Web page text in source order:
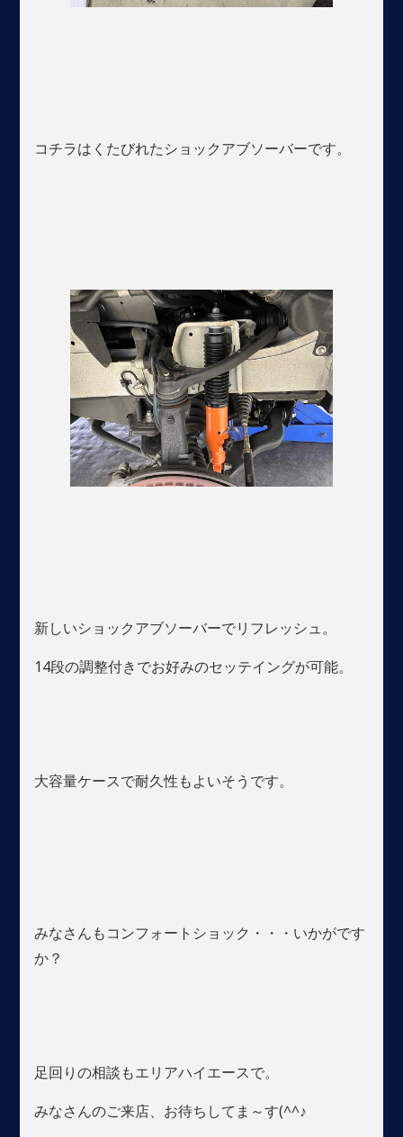
コチラはくたびれたショックアブソーバーです。
新しいショックアブソーバーでリフレッシュ。
14段の調整付きでお好みのセッテイングが可能。
大容量ケースで耐久性もよいそうです。
みなさんもコンフォートショック・・・いかがです
か？
足回りの相談もエリアハイエースで。
みなさんのご来店、お待ちしてま～す(^^♪